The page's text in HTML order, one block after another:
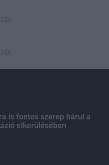
is fontos szerep hárul a
elkerülésében